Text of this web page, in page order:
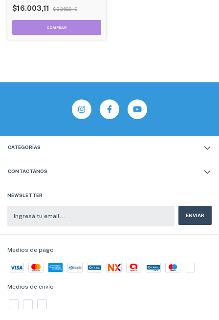
$16.003,11 $23.689,10
CATEGORÍAS
CONTACTÁNOS
NEWSLETTER
Medios de pago
Medios de envío